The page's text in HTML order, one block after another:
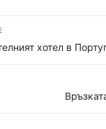
хотел в